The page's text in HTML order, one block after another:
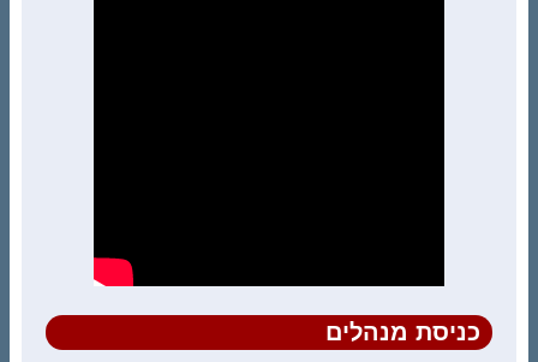
כניסת מנהלים